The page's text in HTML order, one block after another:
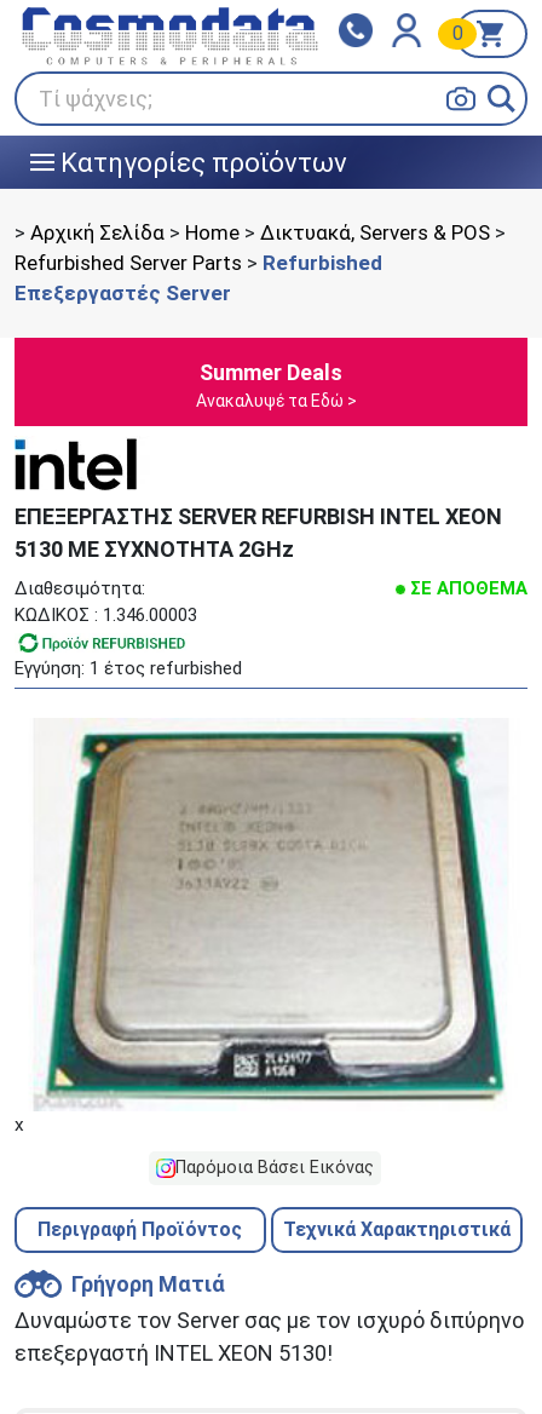
Τί ψάχνεις;
0
||| Κατηγορίες προϊόντων
Klarna
Πληρώστε σε 3
άτοκες δόσεις
BOX NOW
> Αρχική Σελίδα > Home > Δικτυακά, Servers & POS >
Refurbished Server Parts > Refurbished
Επεξεργαστές Server
Summer Deals
Ανακαλυψέ τα Εδώ >
ΕΠΕΞΕΡΓΑΣΤΗΣ SERVER REFURBISH INTEL XEON
5130 ME ΣΥΧΝΟΤΗΤΑ 2GHz
Διαθεσιμότητα:
ΣΕ ΑΠΟΘΕΜΑ
ΚΩΔΙΚΟΣ : 1.346.00003
Εγγύηση: 1 έτος refurbished
x
Παρόμοια Βάσει Εικόνας
Περιγραφή Προϊόντος Τεχνικά Χαρακτηριστικά
Γρήγορη Ματιά
Δυναμώστε τον Server σας με τον ισχυρό διπύρηνο
επεξεργαστή INTEL XEON 5130!